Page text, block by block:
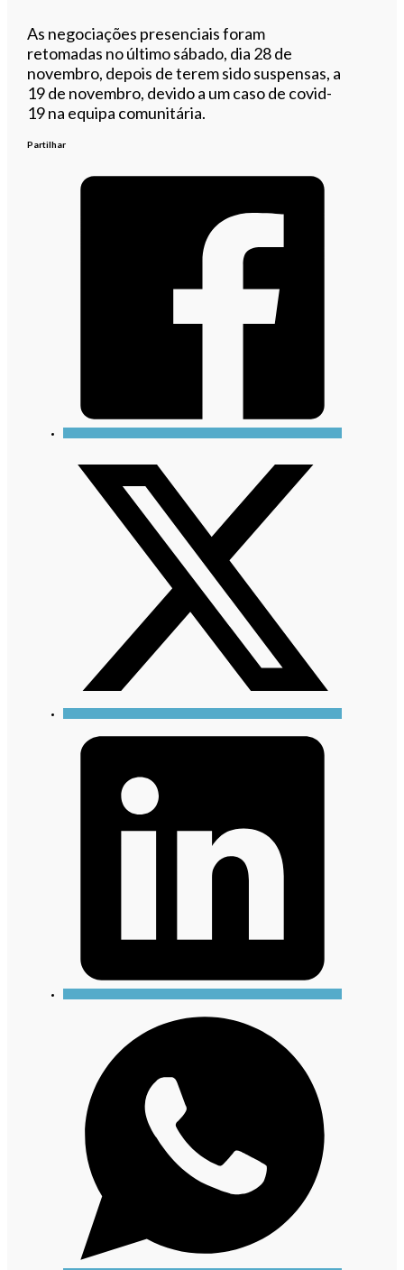
As negociações presenciais foram
retomadas no último sábado, dia 28 de
novembro, depois de terem sido suspensas, a
19 de novembro, devido a um caso de covid-
19 na equipa comunitária.
Partilhar